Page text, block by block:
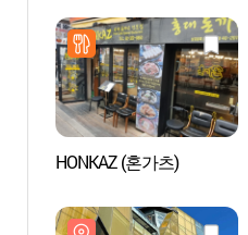
HONKAZ (혼가츠)